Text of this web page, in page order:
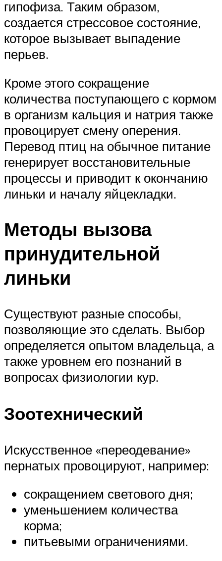
гипофиза. Таким образом,
создается стрессовое состояние,
которое вызывает выпадение
перьев.
Кроме этого сокращение
количества поступающего с кормом
в организм кальция и натрия также
провоцирует смену оперения.
Перевод птиц на обычное питание
генерирует восстановительные
процессы и приводит к окончанию
линьки и началу яйцекладки.
Методы вызова
принудительной
линьки
Существуют разные способы,
позволяющие это сделать. Выбор
определяется опытом владельца, а
также уровнем его познаний в
вопросах физиологии кур.
Зоотехнический
Искусственное «переодевание»
пернатых провоцируют, например:
сокращением светового дня;
уменьшением количества
корма;
питьевыми ограничениями.